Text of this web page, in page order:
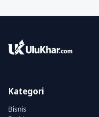
Kategori
Bisnis